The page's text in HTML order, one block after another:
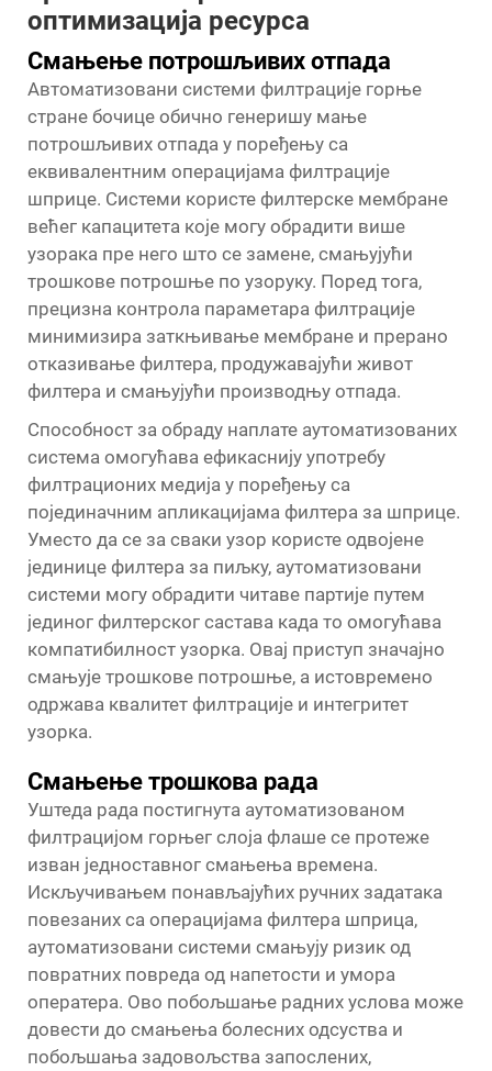
оптимизација ресурса
Смањење потрошљивих отпада
Автоматизовани системи филтрације горње
стране бочице обично генеришу мање
потрошљивих отпада у поређењу са
еквивалентним операцијама филтрације
шприце. Системи користе филтерске мембране
већег капацитета које могу обрадити више
узорака пре него што се замене, смањујући
трошкове потрошње по узоруку. Поред тога,
прецизна контрола параметара филтрације
минимизира заткњивање мембране и прерано
отказивање филтера, продужавајући живот
филтера и смањујући производњу отпада.
Способност за обраду наплате аутоматизованих
система омогућава ефикаснију употребу
филтрационих медија у поређењу са
појединачним апликацијама филтера за шприце.
Уместо да се за сваки узор користе одвојене
јединице филтера за пиљку, аутоматизовани
системи могу обрадити читаве партије путем
јединог филтерског састава када то омогућава
компатибилност узорка. Овај приступ значајно
смањује трошкове потрошње, а истовремено
одржава квалитет филтрације и интегритет
узорка.
Смањење трошкова рада
Уштеда рада постигнута аутоматизованом
филтрацијом горњег слоја флаше се протеже
изван једноставног смањења времена.
Искључивањем понављајућих ручних задатака
повезаних са операцијама филтера шприца,
аутоматизовани системи смањују ризик од
повратних повреда од напетости и умора
оператера. Ово побољшање радних услова може
довести до смањења болесних одсуства и
побољшања задовољства запослених,